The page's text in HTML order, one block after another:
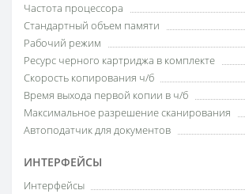
Частота процессора
Стандартный объем памяти
Рабочий режим
Ресурс черного картриджа в комплекте
Скорость копирования ч/б
Время выхода первой копии в ч/б
Максимальное разрешение сканирования
Автоподатчик для документов
ИНТЕРФЕЙСЫ
Интерфейсы